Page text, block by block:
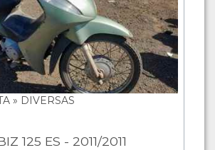
» DIVERSAS
125 ES - 2011/2011